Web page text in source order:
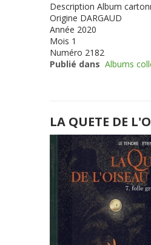
Description Album
Origine DARGAUD
Année 2020
Mois 1
Numéro 2182
Publié dans Albums
LA QUETE DE